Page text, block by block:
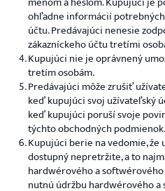
ohľadne informácií
účtu. Predávajúci nenesie
zákazníckeho účtu tretími
Kupujúci nie je oprávnený
tretím osobám.
Predávajúci môže zrušiť
keď kupujúci svoj užívateľský
keď kupujúci poruší svoje
týchto obchodných podmienok.
Kupujúci berie na vedomie,
dostupný nepretržite, a to
hardwérového a
nutnú údržbu hardwérového